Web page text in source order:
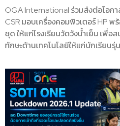
OGA International ร่วมส่งต่อโอก
CSR มอบเครื่องคอมพิวเตอร์ HP
ชุด ให้แก่โรงเรียนวัดวังน้ำเย็น เพื่
ทักษะด้านเทคโนโลยีให้แก่นักเรียนรุ่